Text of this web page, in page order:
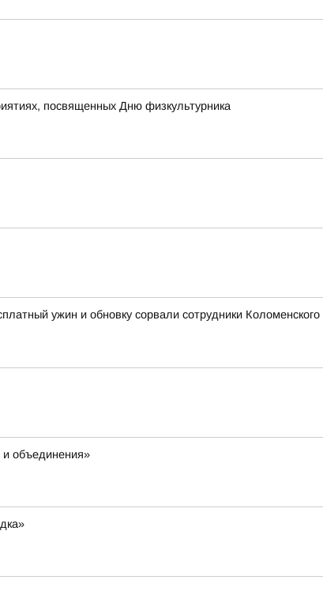
посвященных Дню физкультурника
ужин и обновку сорвали сотрудники Коломенского
объединения»